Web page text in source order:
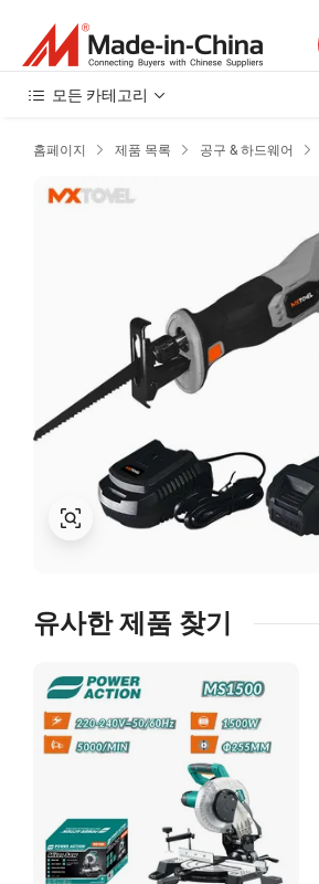
모든 카테고리
홈페이지  제품 목록  공구 & 하드웨어 
유사한 제품 찾기